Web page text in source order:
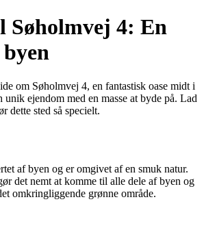
Søholmvej 4: En
om Søholmvej 4, en fantastisk oase midt i
ejendom med en masse at byde på. Lad
dette sted så specielt.
af byen og er omgivet af en smuk natur.
det nemt at komme til alle dele af byen og
omkringliggende grønne område.